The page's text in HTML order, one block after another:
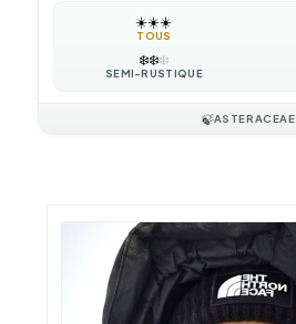
☀️☀️☀️
TOUS
❄️❄️❄️
SEMI-RUSTIQUE
🍃ASTERACEAE